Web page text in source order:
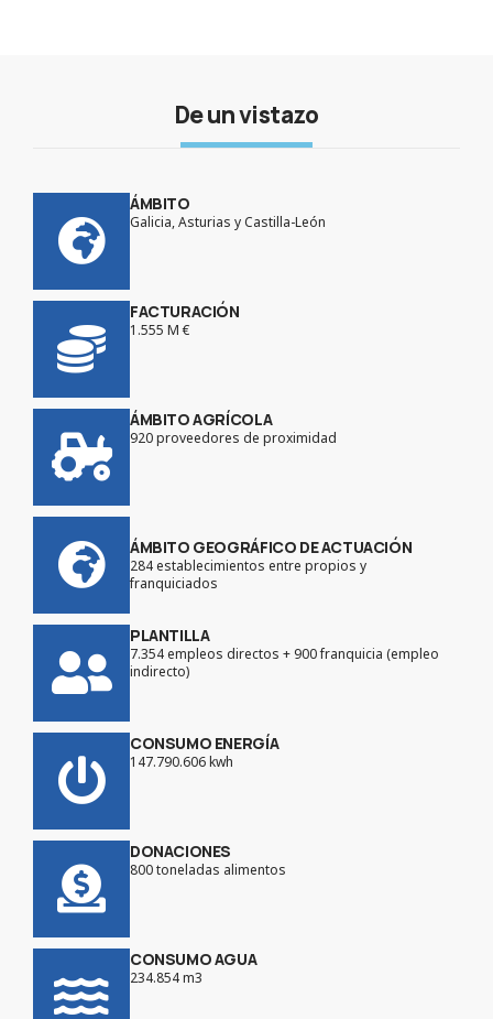
De un vistazo
ÁMBITO
Galicia, Asturias y Castilla-León
FACTURACIÓN
1.555 M €
ÁMBITO AGRÍCOLA
920 proveedores de proximidad
ÁMBITO GEOGRÁFICO DE ACTUACIÓN
284 establecimientos entre propios y
franquiciados
PLANTILLA
7.354 empleos directos + 900 franquicia (empleo
indirecto)
CONSUMO ENERGÍA
147.790.606 kwh
DONACIONES
800 toneladas alimentos
CONSUMO AGUA
234.854 m3